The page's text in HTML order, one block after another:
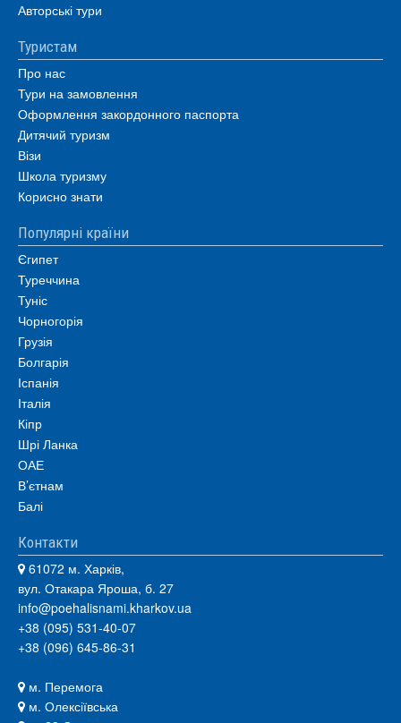
Авторські тури
Туристам
Про нас
Тури на замовлення
Оформлення закордонного паспорта
Дитячий туризм
Візи
Школа туризму
Корисно знати
Популярні країни
Єгипет
Туреччина
Туніс
Чорногорія
Грузія
Болгарія
Іспанія
Італія
Кіпр
Шрі Ланка
ОАЕ
В’єтнам
Балі
Контакти
61072 м. Харків,
вул. Отакара Яроша, б. 27
info@poehalisnami.kharkov.ua
+38 (095) 531-40-07
+38 (096) 645-86-31
м. Перемога
м. Олексіївська